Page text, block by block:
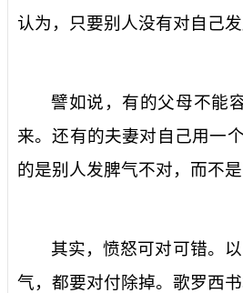
认为，只要别人没有对自己
譬如说，有的父母不能
来。还有的夫妻对自己用一
的是别人发脾气不对，而不是
其实，愤怒可对可错。
气，都要对付除掉。歌罗西书